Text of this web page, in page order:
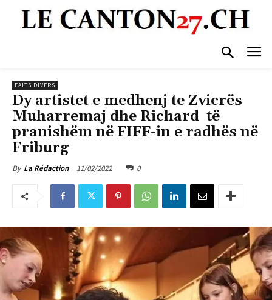
FAITS DIVERS
Dy artistet e medhenj te Zvicrës
Muharremaj dhe Richard të
pranishëm në FIFF-in e radhës në
Friburg
By La Rédaction 11/02/2022 0